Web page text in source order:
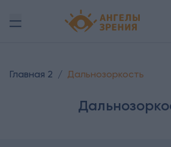
Детская
Главная 2 / Дальнозоркость